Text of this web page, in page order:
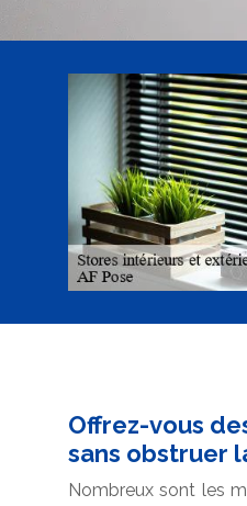
Offrez-vous
sans obstruer
Nombreux sont les